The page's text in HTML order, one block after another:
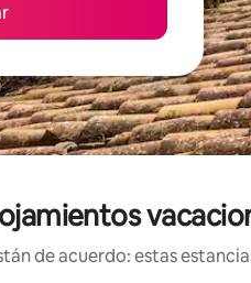
de acuerdo: estas